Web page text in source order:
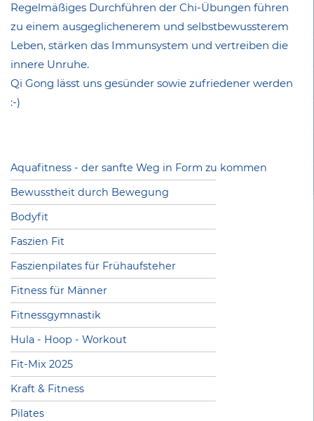
Regelmäßiges Durchführen der Chi-Übungen führen
zu einem ausgeglichenerem und selbstbewussterem
Leben, stärken das Immunsystem und vertreiben die
innere Unruhe.
Qi Gong lässt uns gesünder sowie zufriedener werden
:-)
Aquafitness - der sanfte Weg in Form zu kommen
Bewusstheit durch Bewegung
Bodyfit
Faszien Fit
Faszienpilates für Frühaufsteher
Fitness für Männer
Fitnessgymnastik
Hula - Hoop - Workout
Fit-Mix 2025
Kraft & Fitness
Pilates